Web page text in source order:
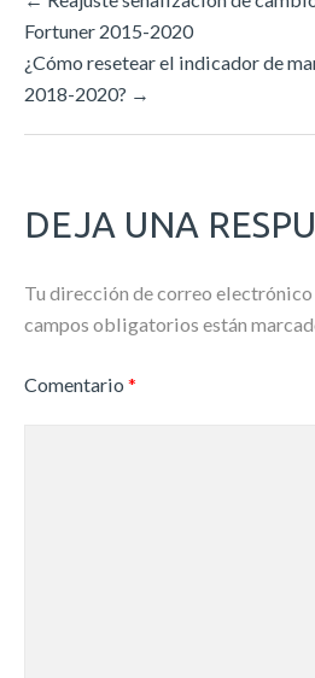
Fortuner 2015-2020
¿Cómo resetear el indicador de
2018-2020? →
DEJA UNA
Tu dirección de correo
campos obligatorios están
Comentario *